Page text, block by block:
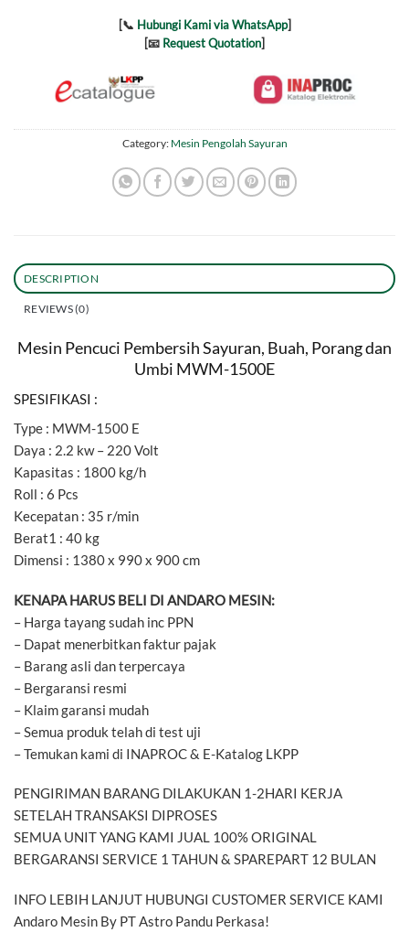
[📞 Hubungi Kami via WhatsApp]
[📧 Request Quotation]
Category: Mesin Pengolah Sayuran
DESCRIPTION
REVIEWS (0)
Mesin Pencuci Pembersih Sayuran, Buah, Porang dan
Umbi MWM-1500E
SPESIFIKASI :
Type : MWM-1500 E
Daya : 2.2 kw – 220 Volt
Kapasitas : 1800 kg/h
Roll : 6 Pcs
Kecepatan : 35 r/min
Berat1 : 40 kg
Dimensi : 1380 x 990 x 900 cm
KENAPA HARUS BELI DI ANDARO MESIN:
– Harga tayang sudah inc PPN
– Dapat menerbitkan faktur pajak
– Barang asli dan terpercaya
– Bergaransi resmi
– Klaim garansi mudah
– Semua produk telah di test uji
– Temukan kami di INAPROC & E-Katalog LKPP
PENGIRIMAN BARANG DILAKUKAN 1-2HARI KERJA
SETELAH TRANSAKSI DIPROSES
SEMUA UNIT YANG KAMI JUAL 100% ORIGINAL
BERGARANSI SERVICE 1 TAHUN & SPAREPART 12 BULAN
INFO LEBIH LANJUT HUBUNGI CUSTOMER SERVICE KAMI
Andaro Mesin By PT Astro Pandu Perkasa!